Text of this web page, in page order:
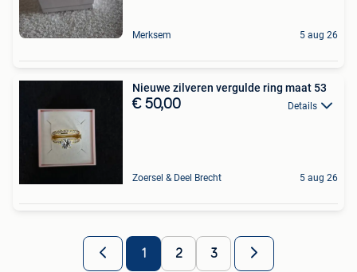
Merksem 5 aug 26
Nieuwe zilveren vergulde ring maat 53
€ 50,00 Details
Zoersel & Deel Brecht 5 aug 26
1 2 3